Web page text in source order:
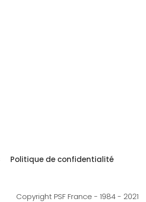
Politique de confidentialité
Copyright PSF France - 1984 - 2021